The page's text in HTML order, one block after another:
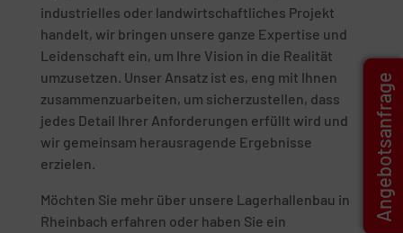
industrielles oder landwirtschaftliches Projekt
handelt, wir bringen unsere ganze Expertise und
Leidenschaft ein, um Ihre Vision in die Realität
umzusetzen. Unser Ansatz ist es, eng mit Ihnen
zusammenzuarbeiten, um sicherzustellen, dass
jedes Detail Ihrer Anforderungen erfüllt wird und
wir gemeinsam herausragende Ergebnisse
erzielen.
Möchten Sie mehr über unsere Lagerhallenbau in
Rheinbach erfahren oder haben Sie ein
Angebotsanfrage